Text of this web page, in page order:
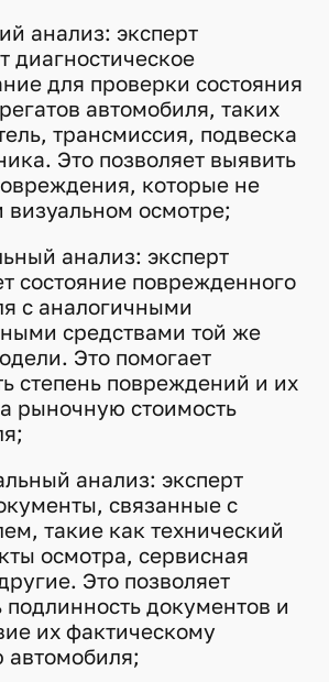
анализ: эксперт
диагностическое
для проверки состояния
автомобиля, таких
трансмиссия, подвеска
Это позволяет выявить
которые не
осмотре;
анализ: эксперт
состояние поврежденного
с аналогичными
средствами той же
Это помогает
степень повреждений и их
рыночную стоимость
анализ: эксперт
связанные с
такие как технический
осмотра, сервисная
Это позволяет
подлинность документов и
их фактическому
автомобиля;